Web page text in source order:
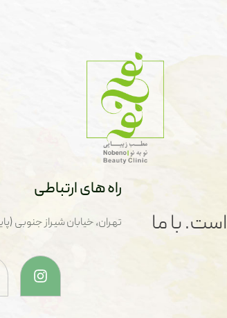
با ما
راه های ارتباطی
تهران، خیابان شیراز جنوبی (پایین تر